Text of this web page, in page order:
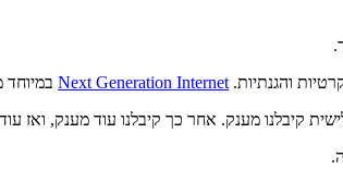
Next Generation Internet במיוחד מעניקה כ-50
קיבלנו מענק. אחר כך קיבלנו עוד מענק, ואז